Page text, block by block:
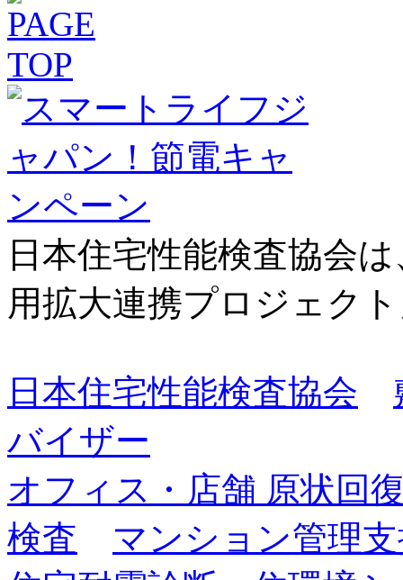
日本住宅性能検査協会
用拡大連携プロジェク
日本住宅性能検査協会
バイザー
オフィス・店舗 原状回
検査
マンション管理